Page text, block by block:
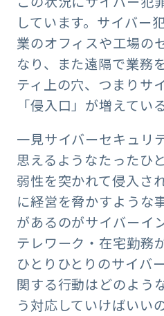
しています。サイバー
業のオフィスや工場の
なり、また遠隔で業務
ティ上の穴、つまりサ
「侵入口」が増えてい
一見サイバーセキュリ
思えるようなたったひ
弱性を突かれて侵入さ
に経営を脅かすような
があるのがサイバーイ
テレワーク・在宅勤務
ひとりひとりのサイバ
関する行動はどのよう
う対応していけばいい